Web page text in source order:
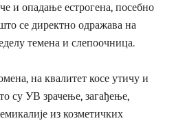
и опадање естрогена, посебно
се директно одражава на
темена и слепоочница.
на квалитет косе утичу и
су УВ зрачење, загађење,
из козметичких